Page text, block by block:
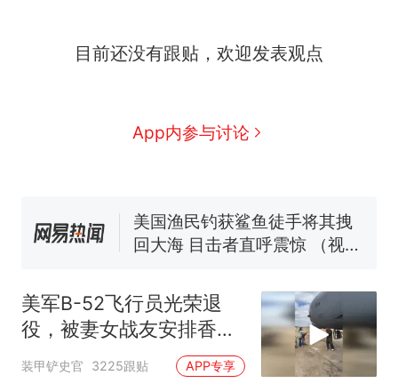
目前还没有跟贴，欢迎发表观点
App内参与讨论
传，院方回应：喻良教授已卸
任院长一职，不清楚辞职信来
新 费大厨“全国小炒肉大王”称
号，仅凭视频评出？中国烹饪
140多朵
美国渔民钓获鲨鱼徒手将其拽
回大海 目击者直呼震惊 （视频
官方通报
惊艳！字都飘起来了 博主在田
间创作“悬浮字” 网友：真·裸眼
3D！
热
“不想干了特提出辞职”，疑
美军B-52飞行员光荣退
役，被妻女战友安排香槟
淋浴
装甲铲史官 3225跟贴 APP专享